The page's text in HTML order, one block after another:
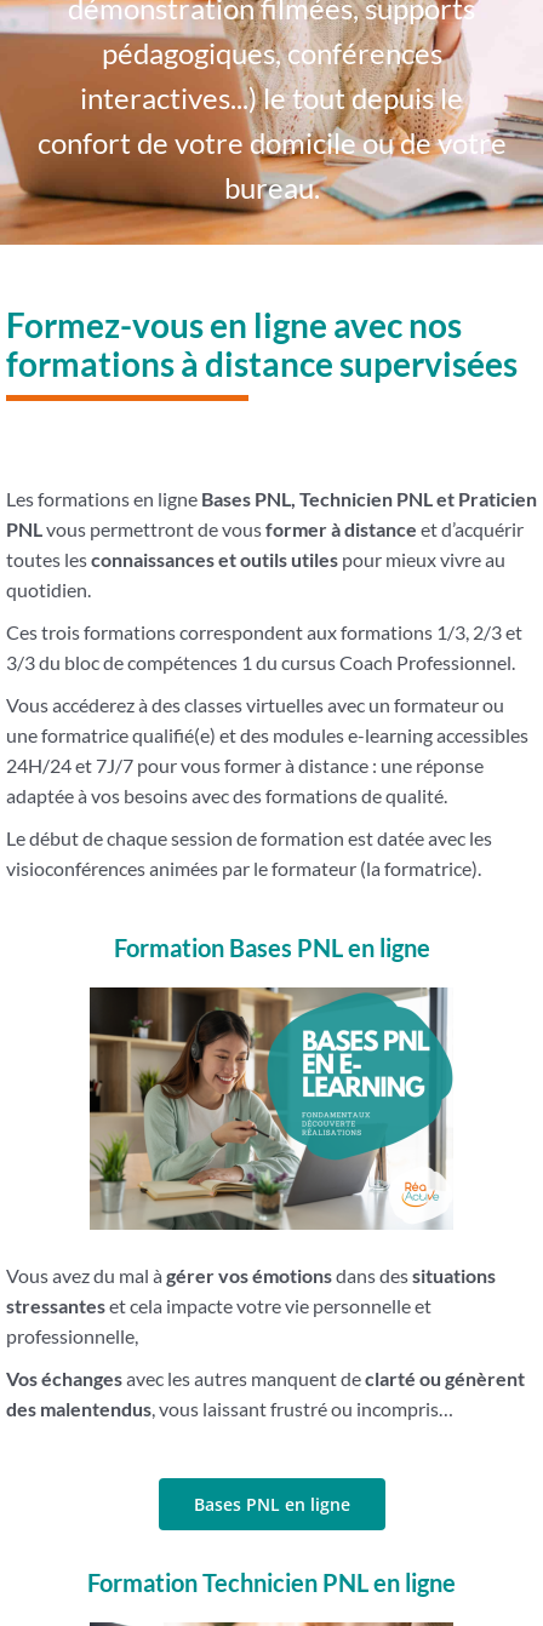
démonstration filmées, supports
pédagogiques, conférences
interactives...) le tout depuis le
confort de votre domicile ou de votre
bureau.
Formez-vous en ligne avec nos
formations à distance supervisées
Les formations en ligne Bases PNL, Technicien PNLet Praticien
PNLvous permettront de vousformer à distance et d’acquérir
toutes lesconnaissances et outils utilespour mieux vivre au
quotidien.
Ces trois formations correspondent aux formations 1/3, 2/3 et
3/3 du bloc de compétences 1 du cursus Coach Professionnel.
Vous accéderez à des classes virtuelles avec un formateur ou
une formatrice qualifié(e) et des modules e-learning accessibles
24H/24 et 7J/7 pour vous former à distance : une réponse
adaptée à vos besoins avec des formations de qualité.
Le début de chaque session de formation est datée avec les
visioconférences animées par le formateur (la formatrice).
Formation Bases PNL en ligne
Vous avez du mal à gérer vos émotionsdans dessituations
stressanteset cela impacte votre vie personnelle et
professionnelle,
Vos échangesavec les autres manquent declarté ou génèrent
des malentendus, vous laissant frustré ou incompris…
Bases PNL en ligne
Formation Technicien PNL en ligne